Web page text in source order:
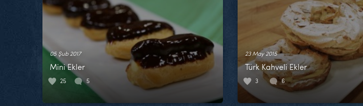
05 Şub 2017
Mini Ekler
25 5
23 May 2015
Türk Kahveli Ekler
3 6